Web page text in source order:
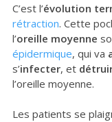
C’est l’évolution
rétraction. Cette
l’oreille moyenne
épidermique, qui va
s’infecter, et
l’oreille moyenne.
Les patients se